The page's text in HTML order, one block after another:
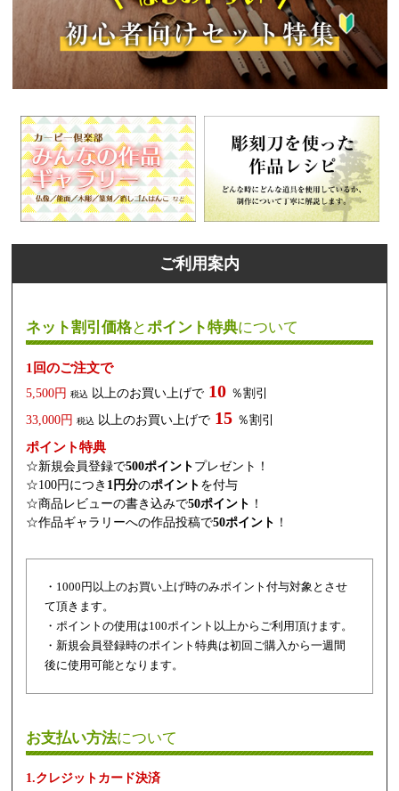
ご利用案内
ネット割引価格とポイント特典について
1回のご注文で
5,500円 税込 以上のお買い上げで 10 ％割引
33,000円 税込 以上のお買い上げで 15 ％割引
ポイント特典
☆新規会員登録で500ポイント プレゼント！
☆100円につき 1円分のポイント を付与
☆商品レビューの書き込みで50ポイント ！
☆作品ギャラリーへの作品投稿で50ポイント ！
・1000円以上のお買い上げ時のみポイント付与対象とさせ
て頂きます。
・ポイントの使用は100ポイント以上からご利用頂けます。
・新規会員登録時のポイント特典は初回ご購入から一週間
後に使用可能となります。
お支払い方法について
1.クレジットカード決済